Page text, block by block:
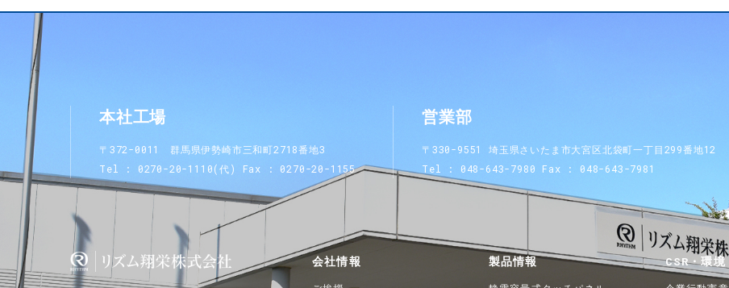
本社工場
〒372-0011 群馬県伊勢崎市三和町2718番地3
Tel
0270-20-1110(代) Fax 0270-20-1155
営業部
〒330-9551 埼玉県さいたま市大宮区北袋町一丁目299番地12
Tel
048-643-7980 Fax 048-643-7981
会社情報 製品情報 CSR・環境